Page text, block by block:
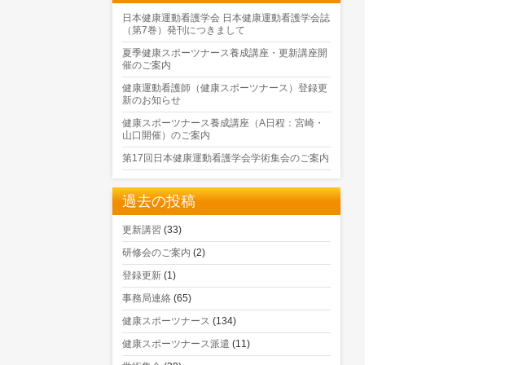
日本健康運動看護学会 日本健康運動看護学会誌
（第7巻）発刊につきまして
夏季健康スポーツナース養成講座・更新講座開
催のご案内
健康運動看護師（健康スポーツナース）登録更
新のお知らせ
健康スポーツナース養成講座（A日程：宮崎・
山口開催）のご案内
第17回日本健康運動看護学会学術集会のご案内
過去の投稿
更新講習 (33)
研修会のご案内 (2)
登録更新 (1)
事務局連絡 (65)
健康スポーツナース (134)
健康スポーツナース派遣 (11)